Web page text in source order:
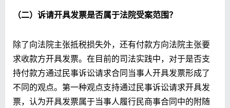
（二）诉请开具发票是否属于法院受案范围？
除了向法院主张抵税损失外，还有付款方向法院主张要
求收款方开具发票。在目前的司法实践中，对于是否支
持付款方通过民事诉讼请求合同当事人开具发票形成了
不同的观点。第一种观点支持通过民事诉讼请求开具发
票，认为开具发票属于当事人履行民商事合同中的附随